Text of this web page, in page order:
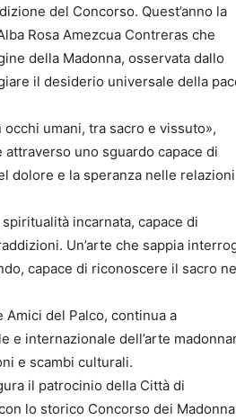
del Concorso. Quest’anno la
Rosa Amezcua Contreras che
della Madonna, osservata dallo
il desiderio universale della
umani, tra sacro e vissuto»,
uno sguardo capace di
dolore e la speranza nelle relazioni
incarnata, capace di
Un’arte che sappia
capace di riconoscere il sacro
Amici del Palco, continua a
e internazionale dell’arte
e scambi culturali.
il patrocinio della Città di
lo storico Concorso dei